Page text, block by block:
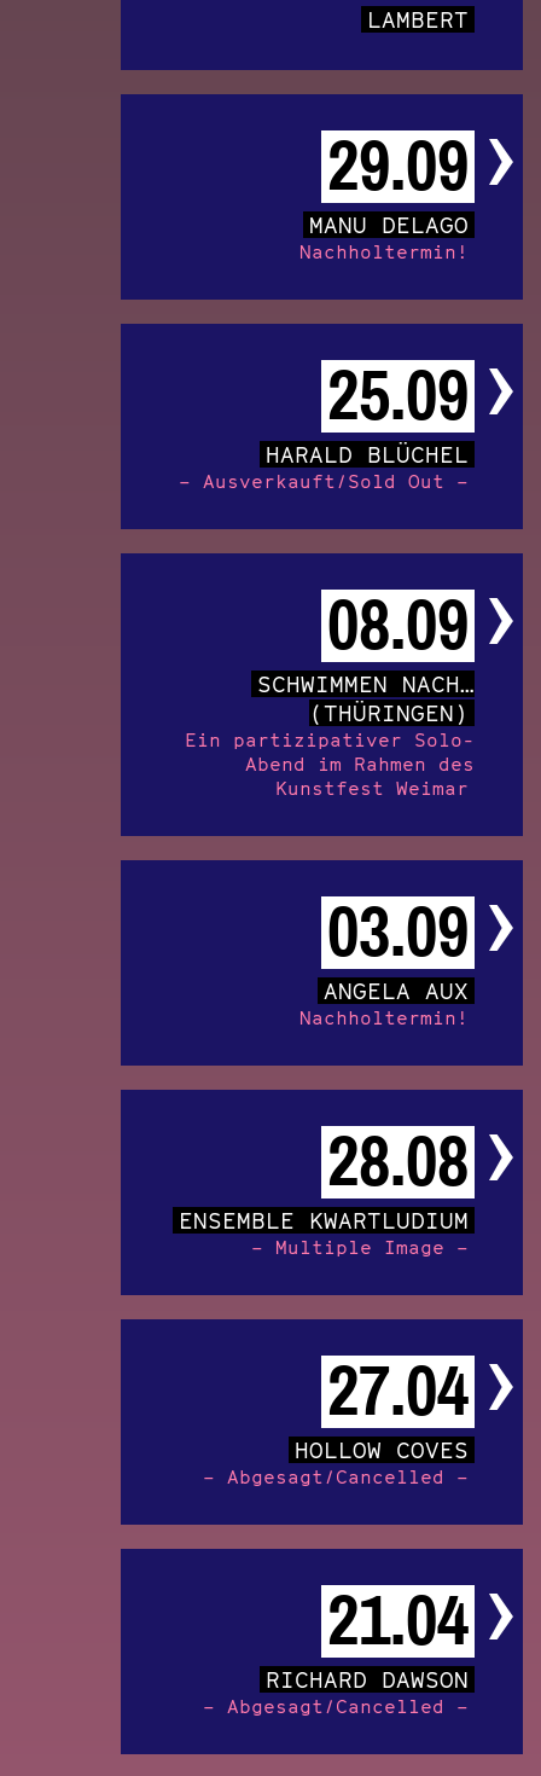
LAMBERT
29.09
MANU DELAGO
Nachholtermin!
25.09
HARALD BLÜCHEL
– Ausverkauft/Sold Out –
08.09
SCHWIMMEN NACH…
(THÜRINGEN)
Ein partizipativer Solo-
Abend im Rahmen des
Kunstfest Weimar
03.09
ANGELA AUX
Nachholtermin!
28.08
ENSEMBLE KWARTLUDIUM
– Multiple Image –
27.04
HOLLOW COVES
– Abgesagt/Cancelled –
21.04
RICHARD DAWSON
– Abgesagt/Cancelled –